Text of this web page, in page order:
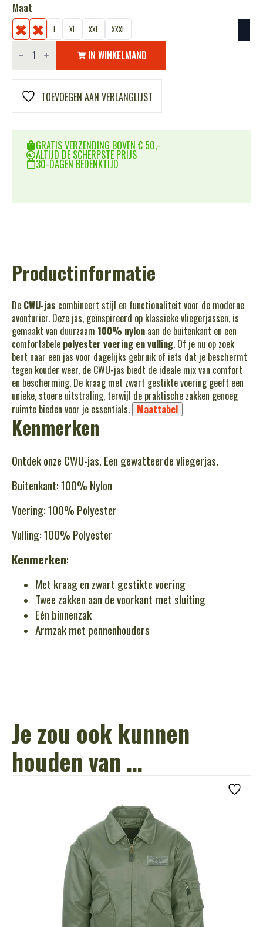
Maat
S M L XL XXL XXXL
CWU
jack
aantal
IN WINKELMAND
TOEVOEGEN AAN VERLANGLIJST
GRATIS VERZENDING BOVEN € 50,-
ALTIJD DE SCHERPSTE PRIJS
30-DAGEN BEDENKTIJD
Productinformatie
De CWU-jas combineert stijl en functionaliteit voor de moderne
avonturier. Deze jas, geïnspireerd op klassieke vliegerjassen, is
gemaakt van duurzaam 100% nylon aan de buitenkant en een
comfortabele polyester voering en vulling. Of je nu op zoek
bent naar een jas voor dagelijks gebruik of iets dat je beschermt
tegen kouder weer, de CWU-jas biedt de ideale mix van comfort
en bescherming. De kraag met zwart gestikte voering geeft een
unieke, stoere uitstraling, terwijl de praktische zakken genoeg
ruimte bieden voor je essentials. Maattabel
Kenmerken
Ontdek onze CWU-jas. Een gewatteerde vliegerjas.
Buitenkant: 100% Nylon
Voering: 100% Polyester
Vulling: 100% Polyester
Kenmerken:
Met kraag en zwart gestikte voering
Twee zakken aan de voorkant met sluiting
Eén binnenzak
Armzak met pennenhouders
Je zou ook kunnen
houden van …